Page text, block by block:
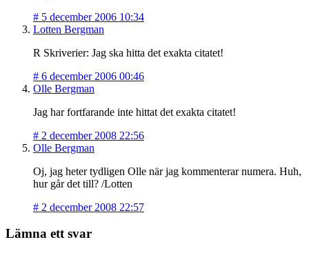
# 5 december 2006 10:34
Lotten Bergman
R Skriverier: Jag ska hitta det exakta citatet!
# 6 december 2006 00:46
Olle Bergman
Jag har fortfarande inte hittat det exakta citatet!
# 2 december 2008 22:56
Olle Bergman
Oj, jag heter tydligen Olle när jag kommenterar numera. Huh,
hur går det till? /Lotten
# 2 december 2008 22:57
Lämna ett svar